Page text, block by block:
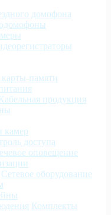
домофона
памяти
Кабельная продукция
камер
доступа
оповещение
Сетевое оборудование
Комплекты